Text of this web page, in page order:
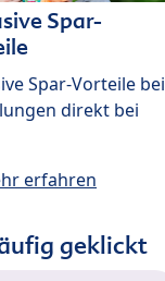
Spar-
Spar-Vorteile bei
direkt bei
erfahren
geklickt